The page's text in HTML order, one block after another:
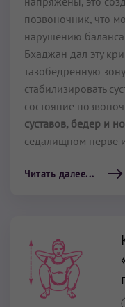
позвоночник, что
нарушению
Бхаджан дал эту
тазобедренную
стабилизировать
состояние
суставов, бедер и
седалищном нерве
Читать далее...